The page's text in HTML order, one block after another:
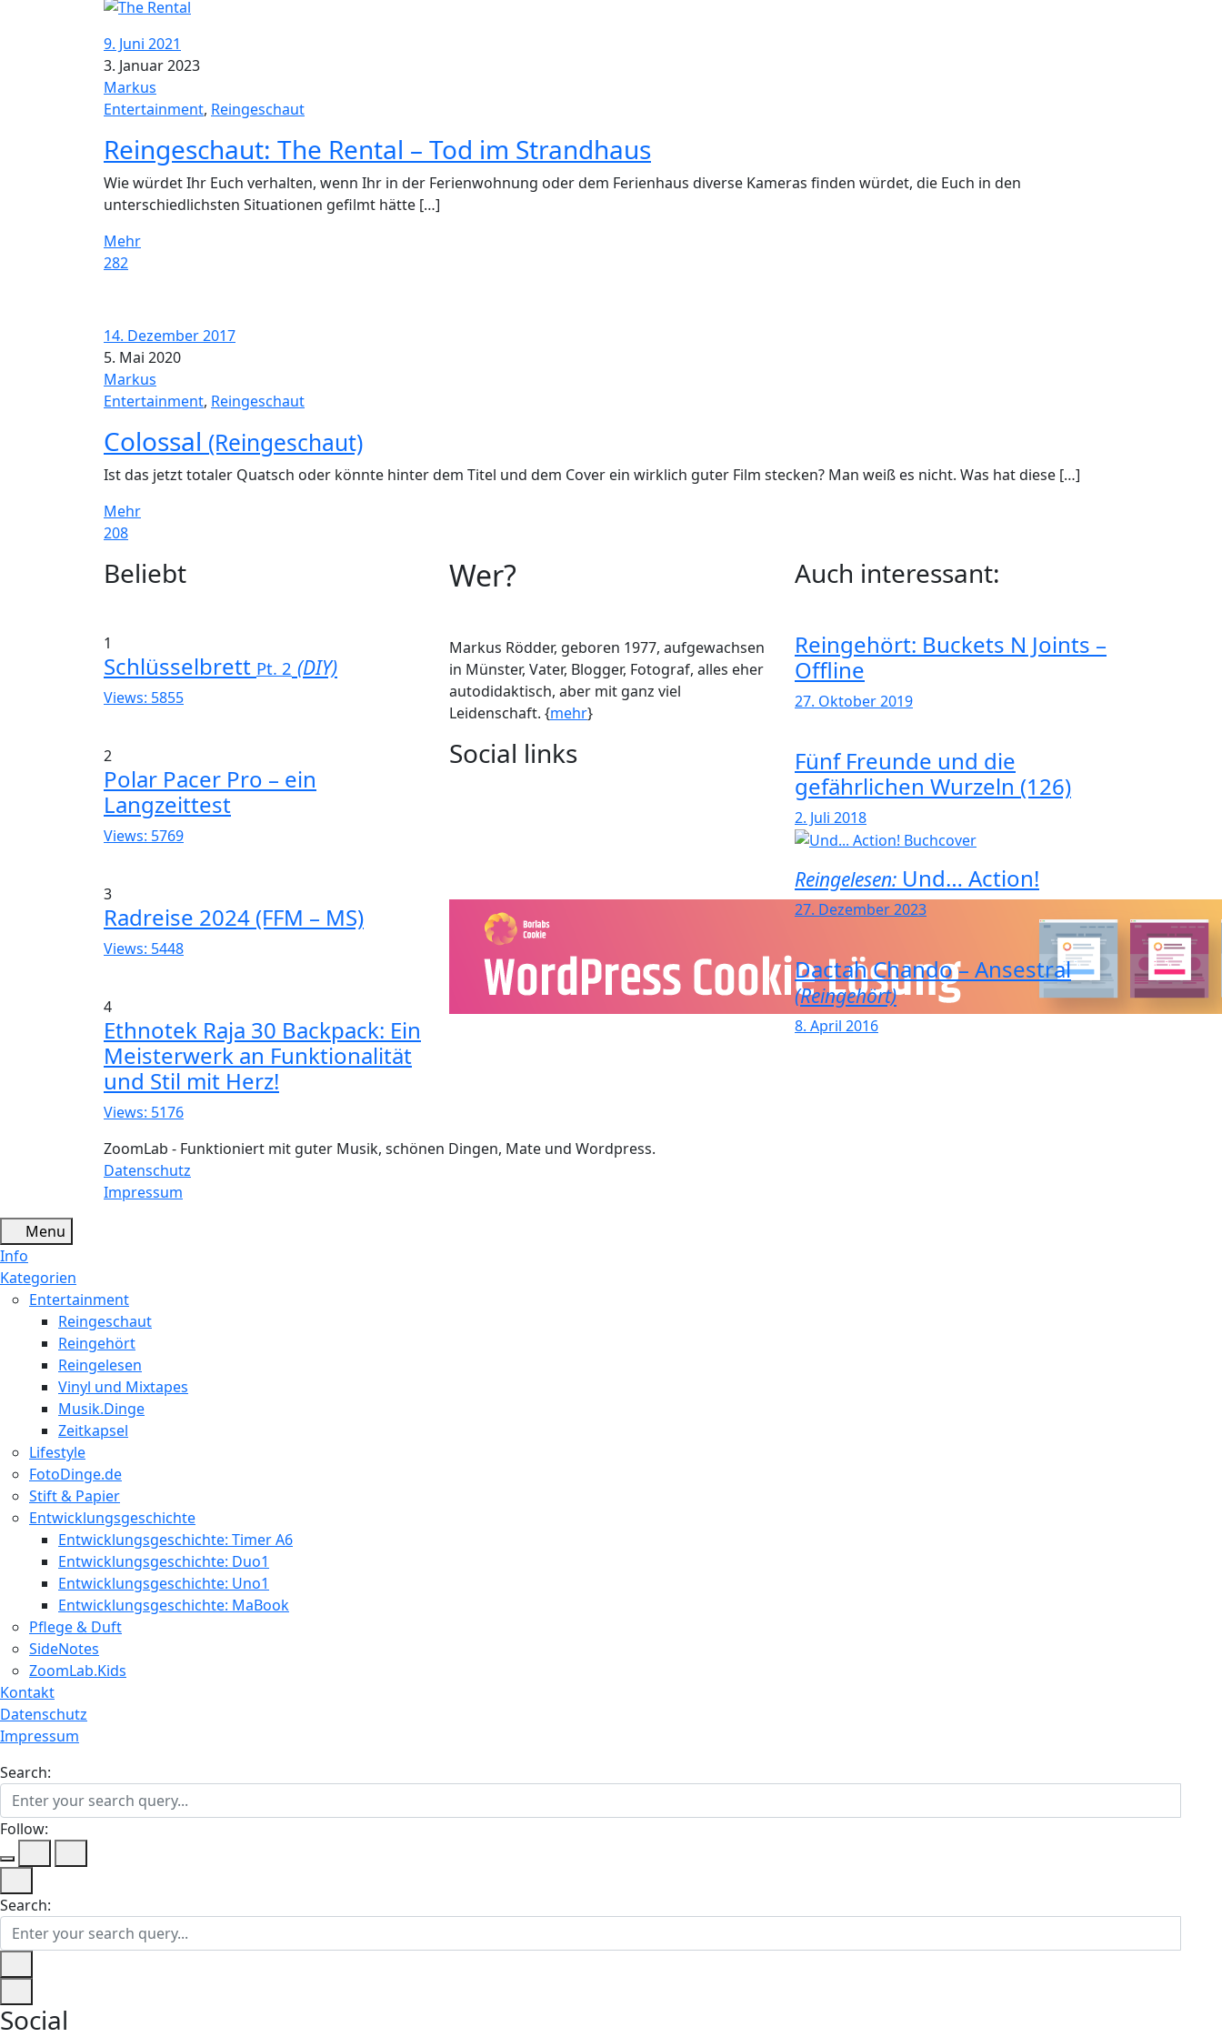
9. Juni 2021
3. Januar 2023
Markus
Entertainment, Reingeschaut
Reingeschaut: The Rental – Tod im Strandhaus
Wie würdet Ihr Euch verhalten, wenn Ihr in der Ferienwohnung oder dem Ferienhaus diverse Kameras finden würdet, die Euch in den
unterschiedlichsten Situationen gefilmt hätte […]
Mehr
282
14. Dezember 2017
5. Mai 2020
Markus
Entertainment, Reingeschaut
Colossal (Reingeschaut)
Ist das jetzt totaler Quatsch oder könnte hinter dem Titel und dem Cover ein wirklich guter Film stecken? Man weiß es nicht. Was hat diese […]
Mehr
208
WidgetsBeliebt
1
Schlüsselbrett Pt. 2 (DIY)
Views: 5855
2
Polar Pacer Pro – ein
Langzeittest
Views: 5769
3
Radreise 2024 (FFM – MS)
Views: 5448
4
Ethnotek Raja 30 Backpack: Ein
Meisterwerk an Funktionalität
und Stil mit Herz!
Views: 5176
Wer?
Markus Rödder, geboren 1977, aufgewachsen
in Münster, Vater, Blogger, Fotograf, alles eher
autodidaktisch, aber mit ganz viel
Leidenschaft. {mehr}
Social links
Auch interessant:
Reingehört: Buckets N Joints –
Offline
27. Oktober 2019
Fünf Freunde und die
gefährlichen Wurzeln (126)
2. Juli 2018
Reingelesen: Und… Action!
27. Dezember 2023
Dactah Chando – Ansestral
(Reingehört)
8. April 2016
ZoomLab - Funktioniert mit guter Musik, schönen Dingen, Mate und Wordpress.
Datenschutz
Impressum
Menu
Info
Kategorien
Entertainment
Reingeschaut
Reingehört
Reingelesen
Vinyl und Mixtapes
Musik.Dinge
Zeitkapsel
Lifestyle
FotoDinge.de
Stift & Papier
Entwicklungsgeschichte
Entwicklungsgeschichte: Timer A6
Entwicklungsgeschichte: Duo1
Entwicklungsgeschichte: Uno1
Entwicklungsgeschichte: MaBook
Pflege & Duft
SideNotes
ZoomLab.Kids
Kontakt
Datenschutz
Impressum
Search:
Follow:
Search:
Social